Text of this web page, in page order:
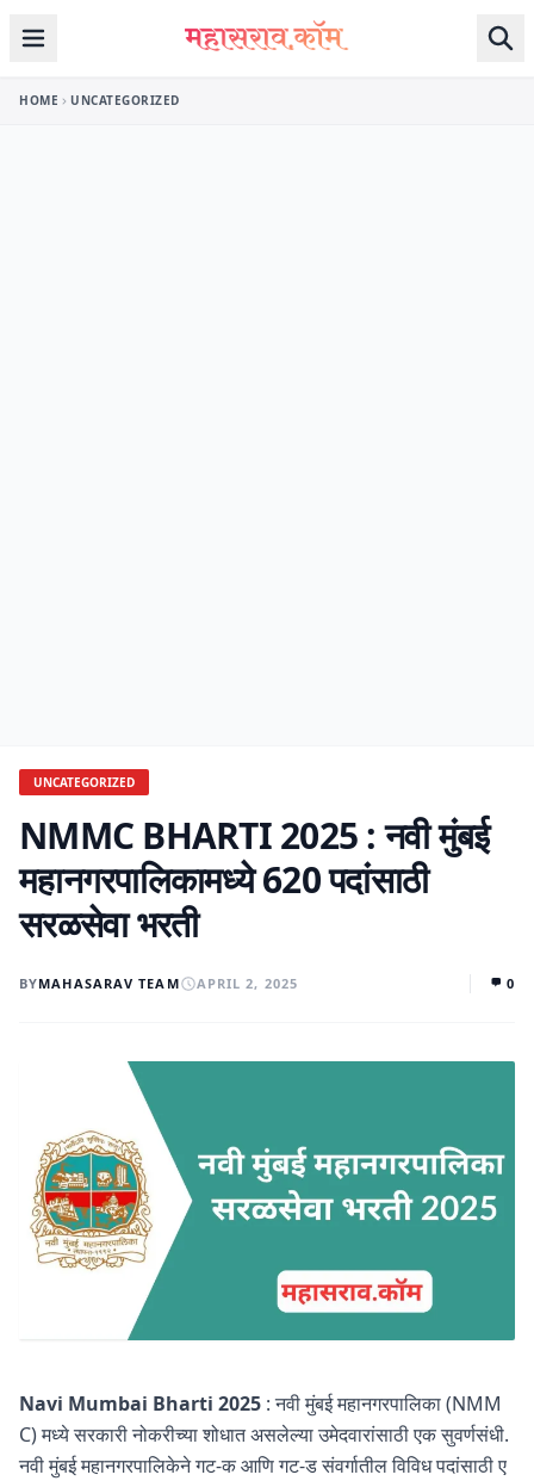
Skip to content
HOME UNCATEGORIZED
UNCATEGORIZED
NMMC BHARTI 2025 : नवी मुंबई
महानगरपालिकामध्ये 620 पदांसाठी
सरळसेवा भरती
BYMAHASARAV TEAM APRIL 2, 2025 0
Navi Mumbai Bharti 2025 : नवी मुंबई महानगरपालिका (NMM
C) मध्ये सरकारी नोकरीच्या शोधात असलेल्या उमेदवारांसाठी एक सुवर्णसंधी.
नवी मुंबई महानगरपालिकेने गट-क आणि गट-ड संवर्गातील विविध पदांसाठी ए